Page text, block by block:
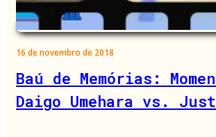
16 de novembro de 2018
Baú de Memórias:
Daigo Umehara vs.